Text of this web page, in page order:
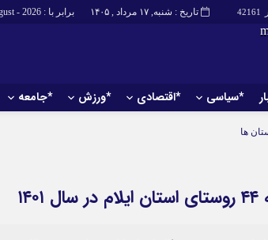
42161 تاریخ : شنبه, ۱۷ مرداد , ۱۴۰۵ برابر با : Saturday - 8 - August - 2026
*سیاسی *اقتصادی *ورزش *جامعه
ها